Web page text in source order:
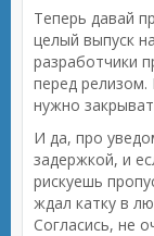
Теперь давай
целый выпуск
разработчики
перед релизом.
нужно
И да, про
задержкой, и
рискуешь
ждал катку в
Согласись, не